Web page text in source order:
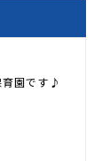
育園です♪